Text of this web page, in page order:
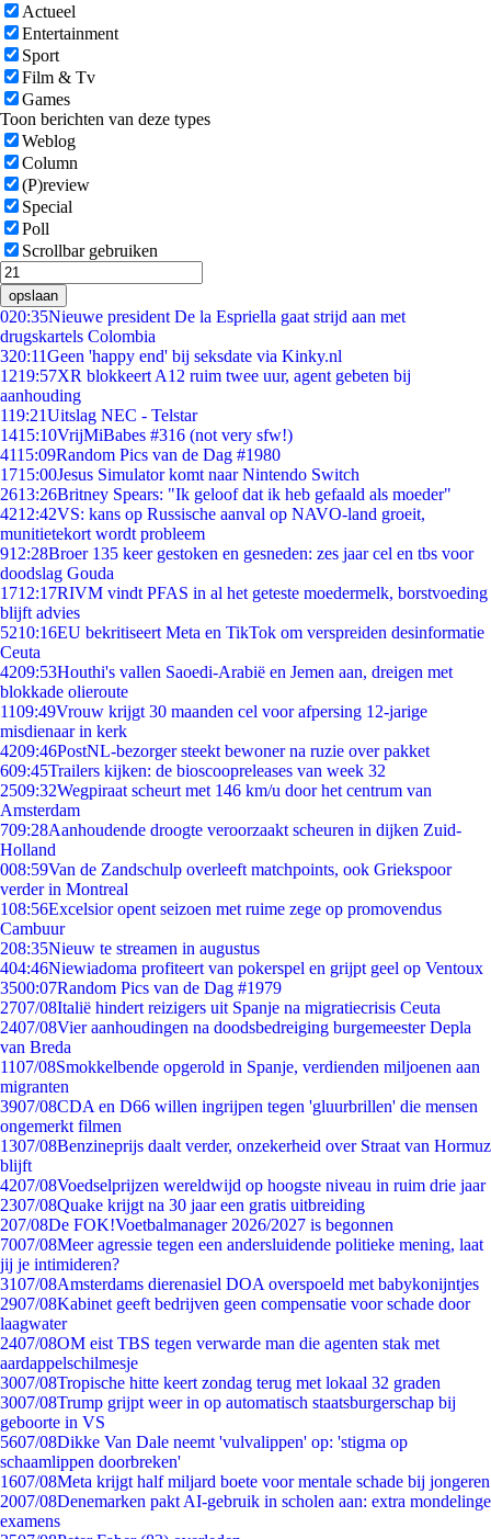
Actueel
Entertainment
Sport
Film & Tv
Games
Toon berichten van deze types
Weblog
Column
(P)review
Special
Poll
Scrollbar gebruiken
opslaan
020:35Nieuwe president De la Espriella gaat strijd aan met
drugskartels Colombia
320:11Geen 'happy end' bij seksdate via Kinky.nl
1219:57XR blokkeert A12 ruim twee uur, agent gebeten bij
aanhouding
119:21Uitslag NEC - Telstar
1415:10VrijMiBabes #316 (not very sfw!)
4115:09Random Pics van de Dag #1980
1715:00Jesus Simulator komt naar Nintendo Switch
2613:26Britney Spears: "Ik geloof dat ik heb gefaald als moeder"
4212:42VS: kans op Russische aanval op NAVO-land groeit,
munitietekort wordt probleem
912:28Broer 135 keer gestoken en gesneden: zes jaar cel en tbs voor
doodslag Gouda
1712:17RIVM vindt PFAS in al het geteste moedermelk, borstvoeding
blijft advies
5210:16EU bekritiseert Meta en TikTok om verspreiden desinformatie
Ceuta
4209:53Houthi's vallen Saoedi-Arabië en Jemen aan, dreigen met
blokkade olieroute
1109:49Vrouw krijgt 30 maanden cel voor afpersing 12-jarige
misdienaar in kerk
4209:46PostNL-bezorger steekt bewoner na ruzie over pakket
609:45Trailers kijken: de bioscoopreleases van week 32
2509:32Wegpiraat scheurt met 146 km/u door het centrum van
Amsterdam
709:28Aanhoudende droogte veroorzaakt scheuren in dijken Zuid-
Holland
008:59Van de Zandschulp overleeft matchpoints, ook Griekspoor
verder in Montreal
108:56Excelsior opent seizoen met ruime zege op promovendus
Cambuur
208:35Nieuw te streamen in augustus
404:46Niewiadoma profiteert van pokerspel en grijpt geel op Ventoux
3500:07Random Pics van de Dag #1979
2707/08Italië hindert reizigers uit Spanje na migratiecrisis Ceuta
2407/08Vier aanhoudingen na doodsbedreiging burgemeester Depla
van Breda
1107/08Smokkelbende opgerold in Spanje, verdienden miljoenen aan
migranten
3907/08CDA en D66 willen ingrijpen tegen 'gluurbrillen' die mensen
ongemerkt filmen
1307/08Benzineprijs daalt verder, onzekerheid over Straat van Hormuz
blijft
4207/08Voedselprijzen wereldwijd op hoogste niveau in ruim drie jaar
2307/08Quake krijgt na 30 jaar een gratis uitbreiding
207/08De FOK!Voetbalmanager 2026/2027 is begonnen
7007/08Meer agressie tegen een andersluidende politieke mening, laat
jij je intimideren?
3107/08Amsterdams dierenasiel DOA overspoeld met babykonijntjes
2907/08Kabinet geeft bedrijven geen compensatie voor schade door
laagwater
2407/08OM eist TBS tegen verwarde man die agenten stak met
aardappelschilmesje
3007/08Tropische hitte keert zondag terug met lokaal 32 graden
3007/08Trump grijpt weer in op automatisch staatsburgerschap bij
geboorte in VS
5607/08Dikke Van Dale neemt 'vulvalippen' op: 'stigma op
schaamlippen doorbreken'
1607/08Meta krijgt half miljard boete voor mentale schade bij jongeren
2007/08Denemarken pakt AI-gebruik in scholen aan: extra mondelinge
examens